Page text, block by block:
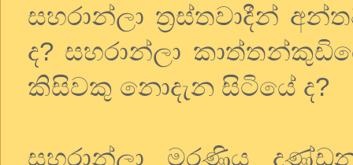
සහරාන්ලා ත්‍රස්තවාදීන්
ද? සහරාන්ලා
කිසිවකු නොදැන සිටියේ ද?
සහරාන්ලා මරණිය